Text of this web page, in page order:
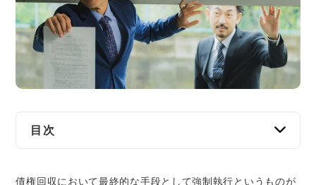
遺産相続
労働問題
債権回収
IT・ネット
目次
債権回収において最終的な手段として強制執行というものが